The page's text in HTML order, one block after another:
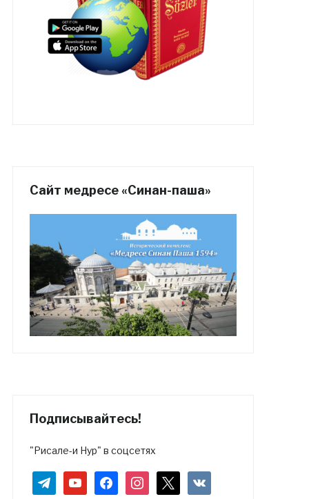
Сайт медресе «Синан-паша»
Подписывайтесь!
"Рисале-и Нур" в соцсетях
telegramyoutubefacebookinstagram vkontakte